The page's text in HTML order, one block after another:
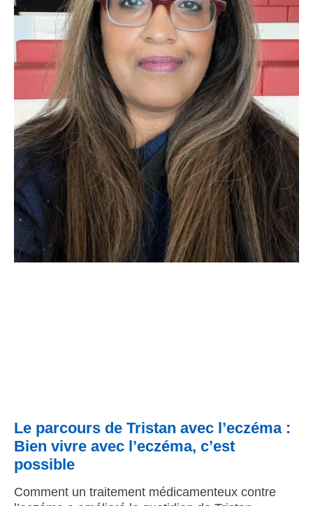
Le parcours de Tristan avec l’eczéma :
Bien vivre avec l’eczéma, c’est
possible
Comment un traitement médicamenteux contre